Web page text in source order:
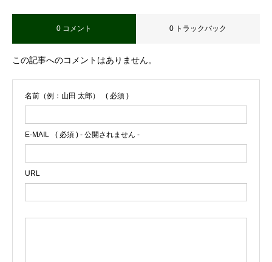
0 コメント 0 トラックバック
この記事へのコメントはありません。
名前（例：山田 太郎） ( 必須 )
E-MAIL ( 必須 ) - 公開されません -
URL